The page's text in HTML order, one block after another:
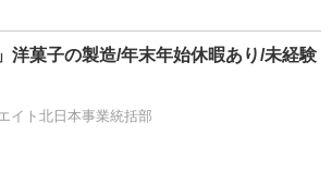
洋菓子の製造/年末年始休暇あり/未経験
イト北日本事業統括部